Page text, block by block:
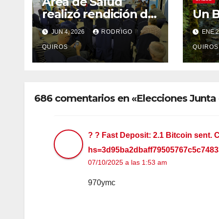
realizó rendición de
cuentas a la
comunidad
JUN 4, 2026 RODRIGO
QUIROS
Un
ENE
QUIROS
686 comentarios en «Elecciones
? ? Fast Deposit: 2.1 Bitcoin sent.
07/10/2025 a las 1:53 am
970ymc